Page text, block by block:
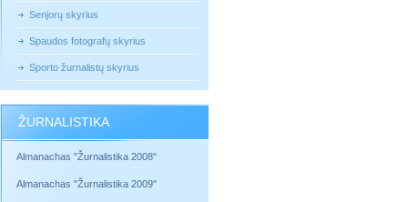
Senjorų skyrius
Spaudos fotografų skyrius
Sporto žurnalistų skyrius
ŽURNALISTIKA
Almanachas "Žurnalistika 2008"
Almanachas "Žurnalistika 2009"